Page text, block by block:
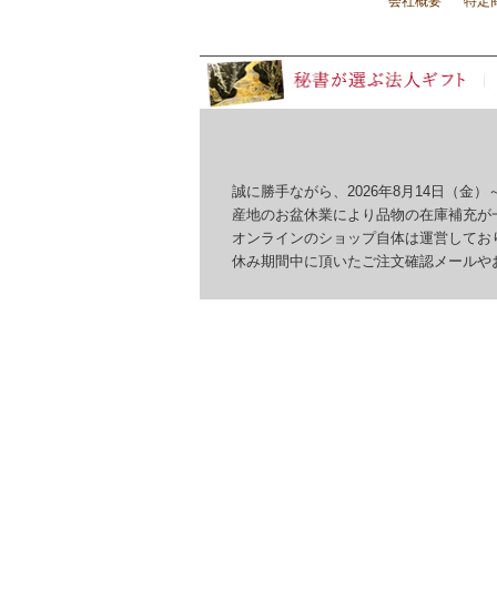
誠に勝手ながら、2026年8月14日（金）
産地のお盆休業により品物の在庫補充が
オンラインのショップ自体は運営してお
休み期間中に頂いたご注文確認メールや